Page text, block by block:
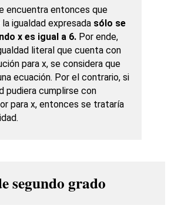
encuentra entonces que
igualdad expresada sólo se
x es igual a 6. Por ende,
literal que cuenta con
para x, se considera que
ecuación. Por el contrario, si
pudiera cumplirse con
para x, entonces se trataría
segundo grado